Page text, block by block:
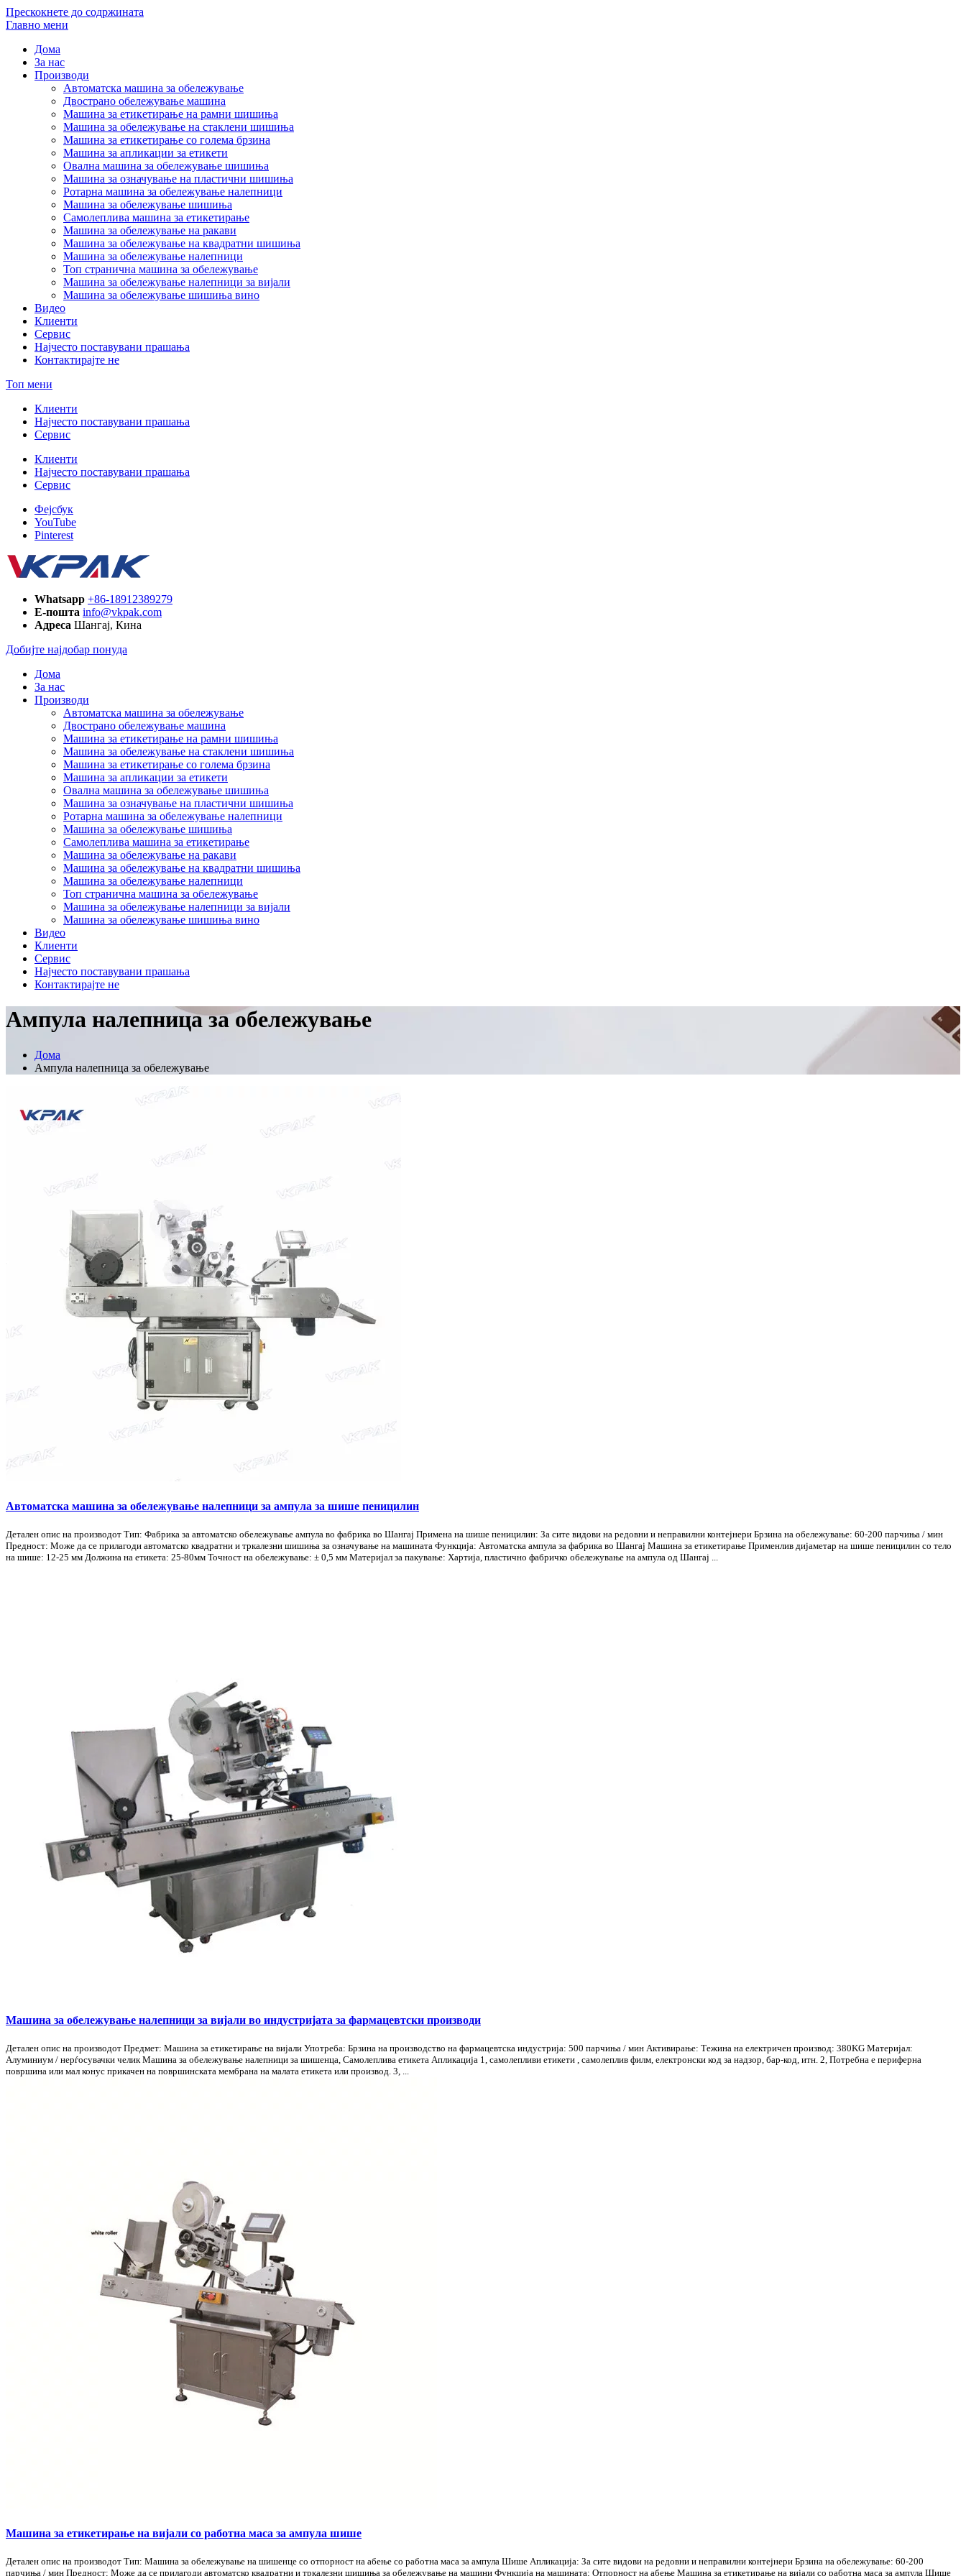
Прескокнете до содржината
Главно мени
Дома
За нас
Производи
Автоматска машина за обележување
Двострано обележување машина
Машина за етикетирање на рамни шишиња
Машина за обележување на стаклени шишиња
Машина за етикетирање со голема брзина
Машина за апликации за етикети
Овална машина за обележување шишиња
Машина за означување на пластични шишиња
Ротарна машина за обележување налепници
Машина за обележување шишиња
Самолеплива машина за етикетирање
Машина за обележување на ракави
Машина за обележување на квадратни шишиња
Машина за обележување налепници
Топ странична машина за обележување
Машина за обележување налепници за вијали
Машина за обележување шишиња вино
Видео
Клиенти
Сервис
Најчесто поставувани прашања
Контактирајте не
Топ мени
Клиенти
Најчесто поставувани прашања
Сервис
Клиенти
Најчесто поставувани прашања
Сервис
Фејсбук
YouTube
Pinterest
Whatsapp +86-18912389279
Е-пошта info@vkpak.com
Адреса Шангај, Кина
Добијте најдобар понуда
Дома
За нас
Производи
Автоматска машина за обележување
Двострано обележување машина
Машина за етикетирање на рамни шишиња
Машина за обележување на стаклени шишиња
Машина за етикетирање со голема брзина
Машина за апликации за етикети
Овална машина за обележување шишиња
Машина за означување на пластични шишиња
Ротарна машина за обележување налепници
Машина за обележување шишиња
Самолеплива машина за етикетирање
Машина за обележување на ракави
Машина за обележување на квадратни шишиња
Машина за обележување налепници
Топ странична машина за обележување
Машина за обележување налепници за вијали
Машина за обележување шишиња вино
Видео
Клиенти
Сервис
Најчесто поставувани прашања
Контактирајте не
Ампула налепница за обележување
Дома
Ампула налепница за обележување
Автоматска машина за обележување налепници за ампула за шише пеницилин
Детален опис на производот Тип: Фабрика за автоматско обележување ампула во фабрика во Шангај Примена на шише пеницилин: За сите видови на редовни и неправилни контејнери Брзина на обележување: 60-200 парчиња / мин
Предност: Може да се прилагоди автоматско квадратни и тркалезни шишиња за означување на машината Функција: Автоматска ампула за фабрика во Шангај Машина за етикетирање Применлив дијаметар на шише пеницилин со тело
на шише: 12-25 мм Должина на етикета: 25-80мм Точност на обележување: ± 0,5 мм Материјал за пакување: Хартија, пластично фабричко обележување на ампула од Шангај ...
Машина за обележување налепници за вијали во индустријата за фармацевтски производи
Детален опис на производот Предмет: Машина за етикетирање на вијали Употреба: Брзина на производство на фармацевтска индустрија: 500 парчиња / мин Активирање: Тежина на електричен производ: 380KG Материјал:
Алуминиум / нерѓосувачки челик Машина за обележување налепници за шишенца, Самолеплива етикета Апликација 1, самолепливи етикети , самолеплив филм, електронски код за надзор, бар-код, итн. 2, Потребна е периферна
површина или мал конус прикачен на површинската мембрана на малата етикета или производ. 3, ...
Машина за етикетирање на вијали со работна маса за ампула шише
Детален опис на производот Тип: Машина за обележување на шишенце со отпорност на абење со работна маса за ампула Шише Апликација: За сите видови на редовни и неправилни контејнери Брзина на обележување: 60-200
парчиња / мин Предност: Може да се прилагоди автоматско квадратни и тркалезни шишиња за обележување на машини Функција на машината: Отпорност на абење Машина за етикетирање на вијали со работна маса за ампула Шише